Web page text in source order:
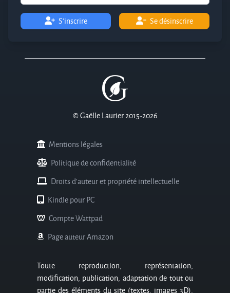
S'inscrire Se désinscrire
© Gaëlle Laurier 2015-2026
Mentions légales
Politique de confidentialité
Droits d'auteur et propriété intellectuelle
Kindle pour PC
Compte Wattpad
Page auteur Amazon
Toute reproduction, représentation,
modification, publication, adaptation de tout ou
partie des éléments du site (textes, images 3D),